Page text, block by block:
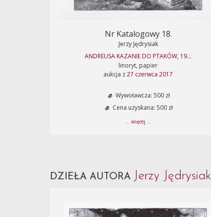
Nr Katalogowy 18.
Jerzy Jędrysiak
ANDREUSA KAZANIE DO PTAKÓW, 19...
linoryt, papier
aukcja z27 czerwca 2017
Wywoławcza: 500 zł
Cena uzyskana: 500 zł
... więcej ...
DZIEŁA AUTORA Jerzy Jędrysiak